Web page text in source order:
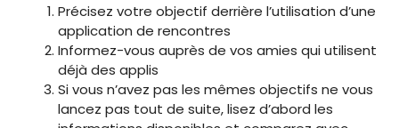
Précisez votre objectif derrière l’utilisation d’une
application de rencontres
Informez-vous auprès de vos amies qui utilisent
déjà des applis
Si vous n’avez pas les mêmes objectifs ne vous
lancez pas tout de suite, lisez d’abord les